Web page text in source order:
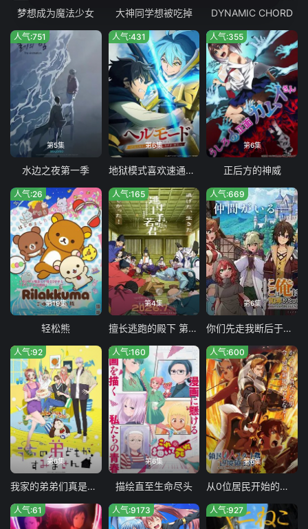
梦想成为魔法少女 大神同学想被吃掉 DYNAMIC CHORD
第5集
人气:751
水边之夜第一季
第6集
人气:431
地狱模式喜欢速通游戏的玩家在废设定异世界无双 第二季
第6集
人气:355
正后方的神威
第19集
人气:26
轻松熊
第4集
人气:165
擅长逃跑的殿下 第二季
第6集
人气:669
你们先走我断后于是10年后我成为了传说
第6集
人气:92
我家的弟弟们真是让您费心了
第6集
人气:160
描绘直至生命尽头
第6集
人气:600
从0位居民开始的边境领主大人
人气:61 人气:9173 人气:927